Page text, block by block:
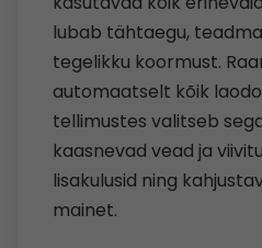
lubab tähtaegu,
tegelikku koormust.
automaatselt kõik
tellimustes valitseb
kaasnevad vead ja
lisakulusid ning
mainet.